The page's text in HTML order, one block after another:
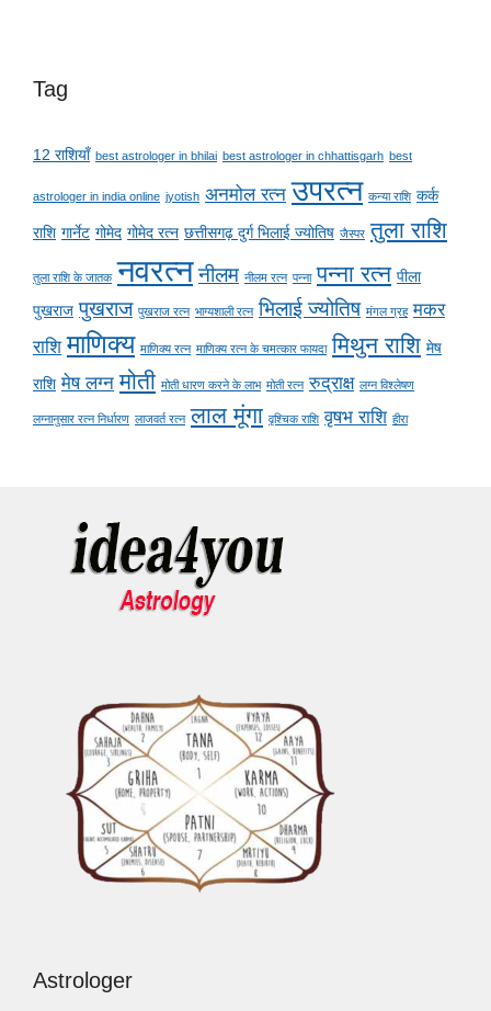
Tag
12 राशियाँ best astrologer in bhilai best astrologer in chhattisgarh best
astrologer in india online jyotish अनमोल रत्न उपरत्न कन्या राशि कर्क
राशि गार्नेट गोमेद गोमेद रत्न छत्तीसगढ़ दुर्ग भिलाई ज्योतिष जैस्पर तुला राशि
तुला राशि के जातक नवरत्न नीलम नीलम रत्न पन्ना पन्ना रत्न पीला
पुखराज पुखराज पुखराज रत्न भाग्यशाली रत्न भिलाई ज्योतिष मंगल ग्रह मकर
राशि माणिक्य माणिक्य रत्न माणिक्य रत्न के चमत्कार फायदा मिथुन राशि मेष
राशि मेष लग्न मोती मोती धारण करने के लाभ मोती रत्न रुद्राक्ष लग्न विश्लेषण
लग्नानुसार रत्न निर्धारण लाजवर्त रत्न लाल मूंगा वृश्चिक राशि वृषभ राशि हीरा
Astrologer